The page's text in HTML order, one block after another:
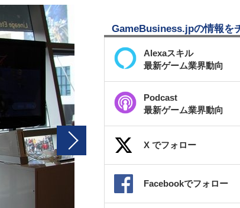
GameBusiness.jpの情報を
Alexaスキル
最新ゲーム業界動向
Podcast
最新ゲーム業界動向
X でフォロー
Facebookでフォロー